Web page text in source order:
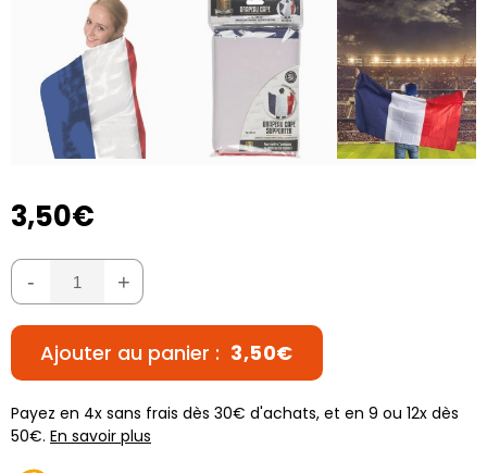
3,50€
- +
Ajouter au panier : 3,50€
Payez en 4x sans frais dès 30€ d'achats, et en 9 ou 12x dès
50€. En savoir plus